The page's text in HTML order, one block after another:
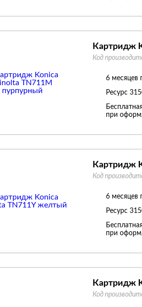
Картридж
Код
6 месяцев
Ресурс
при
Картридж
Код
6 месяцев
Ресурс
при
Картридж
Код